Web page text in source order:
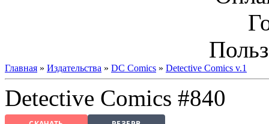
Главная » Издательства » DC Comics » Detective Comics v.1
Detective Comics #840